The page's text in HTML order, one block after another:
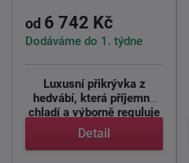
od 6 742 Kč
Dodáváme do 1. týdne
Luxusní přikrývka z
hedvábí, která příjemně
chladí a výborně reguluje
...
Detail